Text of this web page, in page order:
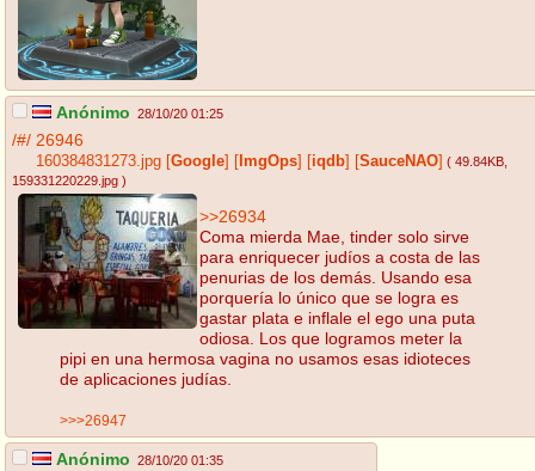
Anónimo 28/10/20 01:25
/#/ 26946
160384831273.jpg Google ImgOps iqdb SauceNAO ( 49.84KB
159331220229.jpg )
>>26934
Coma mierda Mae, tinder solo sirve
para enriquecer judíos a costa de las
penurias de los demás. Usando esa
porquería lo único que se logra es
gastar plata e inflale el ego una puta
odiosa. Los que logramos meter la
pipi en una hermosa vagina no usamos esas idioteces
de aplicaciones judías.
>>>26947
Anónimo 28/10/20 01:35